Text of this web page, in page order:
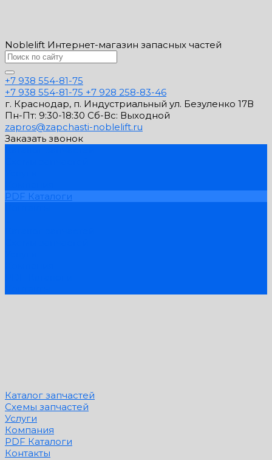
Noblelift Интернет-магазин запасных частей
+7 938 554-81-75
+7 938 554-81-75 +7 928 258-83-46
г. Краснодар, п. Индустриальный ул. Безуленко 17В
Пн-Пт: 9:30-18:30 Cб-Вс: Выходной
zapros@zapchasti-noblelift.ru
Заказать звонок
PDF Каталоги
Каталог запчастей
Схемы запчастей
Услуги
Компания
PDF Каталоги
Контакты